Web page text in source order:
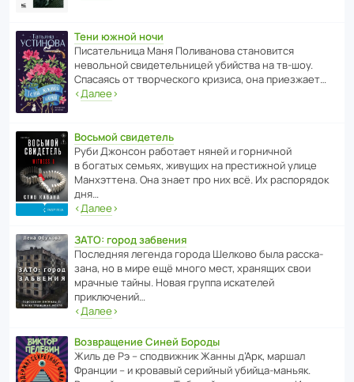
Тени южной ночи
Писа­тель­ница Маня Поли­ва­нова стано­вится
невольной свиде­тель­ницей убийства на тв-шоу.
Спасаясь от твор­че­с­кого кризиса, она приезжает…
‹Далее›
Восьмой свидетель
Руби Джонсон рабо­тает няней и горни­чной
в богатых семьях, живущих на прес­ти­жной улице
Манх­эт­тена. Она знает про них всё. Их распо­рядок
дня…
‹Далее›
ЗАТО: город забвения
После­дняя легенда города Шелково была расска­
зана, но в мире ещё много мест, хранящих свои
мрачные тайны. Новая группа иска­телей
приключений…
‹Далее›
Возвращение Синей Бороды
Жиль де Рэ – спод­ви­жник Жанны д’Арк, маршал
Франции – и кровавый серийный убийца-маньяк.